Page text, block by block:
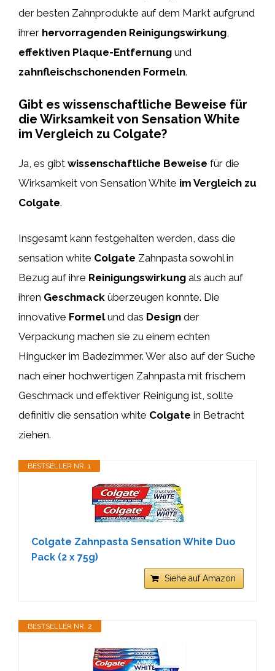
der besten Zahnprodukte auf dem Markt aufgrund
ihrer hervorragenden Reinigungswirkung
effektiven Plaque-Entfernung und
zahnfleischschonenden Formeln.
Gibt es wissenschaftliche Beweise für
die Wirksamkeit von Sensation White
im Vergleich zu Colgate?
Ja, es gibt wissenschaftliche Beweise für die
Wirksamkeit von Sensation White im Vergleich zu
Colgate.
Insgesamt kann festgehalten werden, dass die
sensation white Colgate Zahnpasta sowohl in
Bezug auf ihre Reinigungswirkung als auch auf
ihren Geschmack überzeugen konnte. Die
innovative Formelund das Design der
Verpackung machen sie zu einem echten
Hingucker im Badezimmer. Wer also auf der Suche
nach einer hochwertigen Zahnpasta mit frischem
Geschmack und effektiver Reinigung ist, sollte
definitiv die sensation white Colgate in Betracht
ziehen.
BESTSELLER NR. 1
Colgate Zahnpasta Sensation White Duo
Pack (2 x 75g)
Siehe auf Amazon
BESTSELLER NR. 2